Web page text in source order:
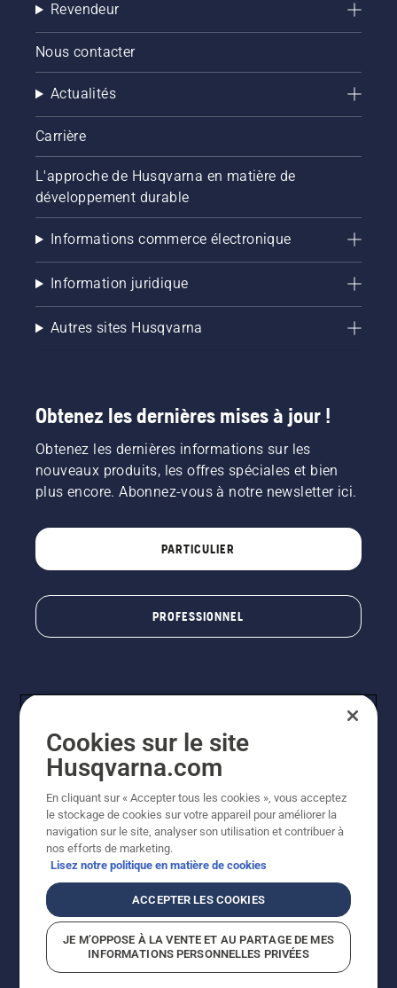
Revendeur
Nous contacter
Actualités
Carrière
L'approche de Husqvarna en matière de
développement durable
Informations commerce électronique
Information juridique
Autres sites Husqvarna
Obtenez les dernières mises à jour !
Obtenez les dernières informations sur les
nouveaux produits, les offres spéciales et bien
plus encore. Abonnez-vous à notre newsletter ici.
PARTICULIER
PROFESSIONNEL
© Husqvarna AB (publ). Tous droits réservés. Les prix
indiqués sont à titre indicatif de Husqvarna Schweiz AG
aux revendeurs participants, prix en CHF, TVA 8,1 % et
TAR incluses. Sous réserve de modification. Tous les
prix indiqués sont des prix de vente recommandés (TVA
incluse), sauf si le produit est disponible pour un achat
Avis de confidentialitéImpressionCGVL Shop en ligne
Signalement de violations présumées
Cookies sur le site
Husqvarna.com
En cliquant sur « Accepter tous les cookies », vous acceptez
le stockage de cookies sur votre appareil pour améliorer la
navigation sur le site, analyser son utilisation et contribuer à
nos efforts de marketing.
Lisez notre politique en matière de cookies
ACCEPTER LES COOKIES
JE M’OPPOSE À LA VENTE ET AU PARTAGE DE MES
INFORMATIONS PERSONNELLES PRIVÉES